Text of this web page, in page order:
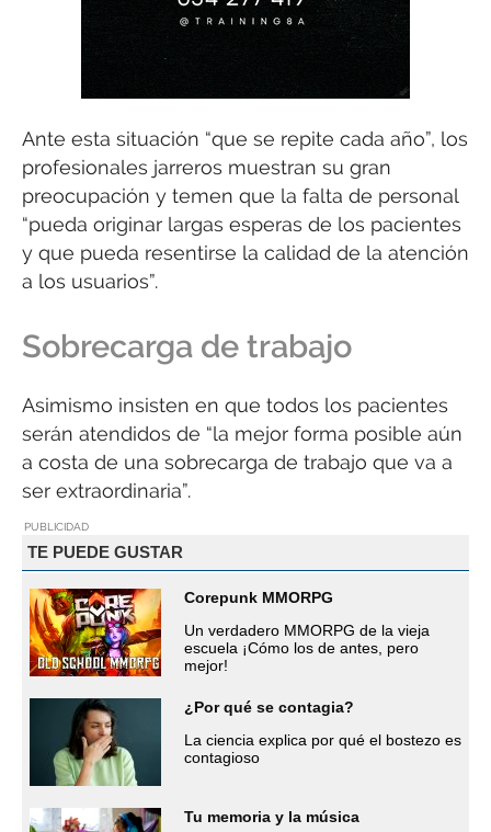
Ante esta situación “que se repite cada año”, los
profesionales jarreros muestran su gran
preocupación y temen que la falta de personal
“pueda originar largas esperas de los pacientes
y que pueda resentirse la calidad de la atención
a los usuarios”.
Sobrecarga de trabajo
Asimismo insisten en que todos los pacientes
serán atendidos de “la mejor forma posible aún
a costa de una sobrecarga de trabajo que va a
ser extraordinaria”.
PUBLICIDAD
TE PUEDE GUSTAR
Corepunk MMORPG
Un verdadero MMORPG de la vieja
escuela ¡Cómo los de antes, pero
mejor!
¿Por qué se contagia?
La ciencia explica por qué el bostezo es
contagioso
Tu memoria y la música